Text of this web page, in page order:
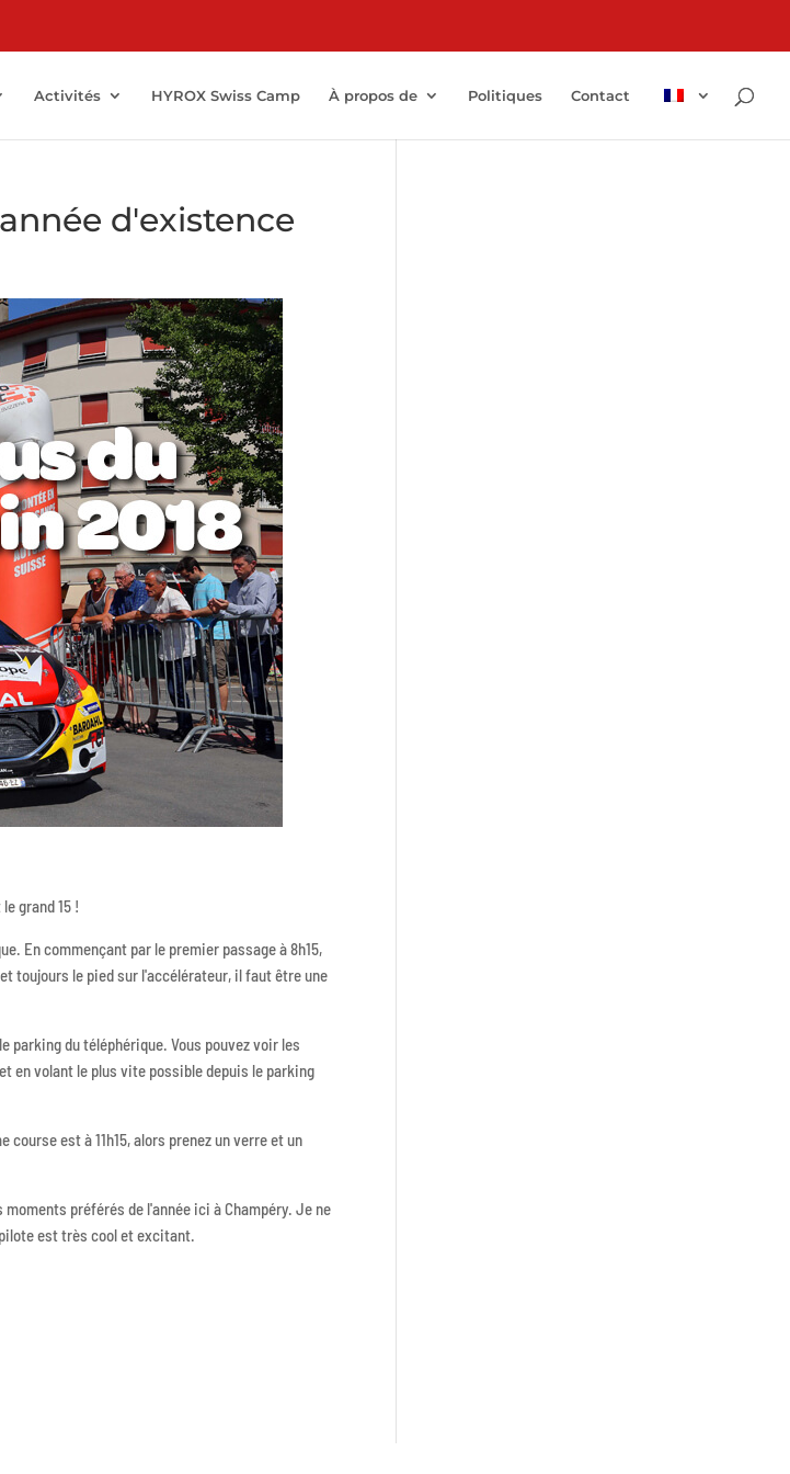
Activités HYROX Swiss Camp À propos de Politiques Contact
d'existence
grand 15 !
En commençant par le premier passage à 8h15,
toujours le pied sur l'accélérateur, il faut être une
parking du téléphérique. Vous pouvez voir les
en volant le plus vite possible depuis le parking
est à 11h15, alors prenez un verre et un
préférés de l'année ici à Champéry. Je ne
est très cool et excitant.